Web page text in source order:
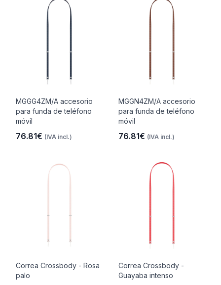
MGGG4ZM/A accesorio
para funda de teléfono
móvil
76.81€ (IVA incl.)
MGGN4ZM/A accesorio
para funda de teléfono
móvil
76.81€ (IVA incl.)
Correa Crossbody - Rosa
palo
Correa Crossbody -
Guayaba intenso